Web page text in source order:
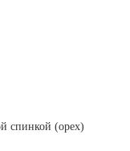
спинкой (орех)